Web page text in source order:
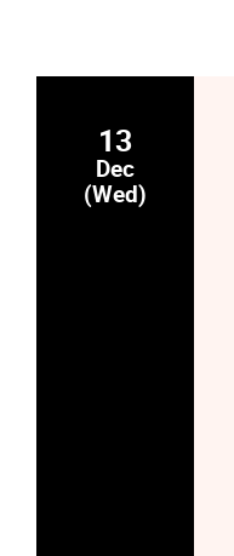
13
Dec
(Wed)